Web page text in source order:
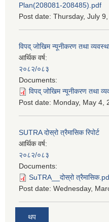
Plan(208081-208485).pdf
Post date: Thursday, July
विपद् जोखिम न्यूनीकरण तथा
आर्थिक वर्ष:
२०८२/०८३
Documents:
विपद् जोखिम न्यूनीकरण तथा
Post date: Monday, May 4,
SUTRA दोस्रो त्रैमासिक रिपोर्ट
आर्थिक वर्ष:
२०८२/०८३
Documents:
SuTRA__दोस्रो
Post date: Wednesday,
थप